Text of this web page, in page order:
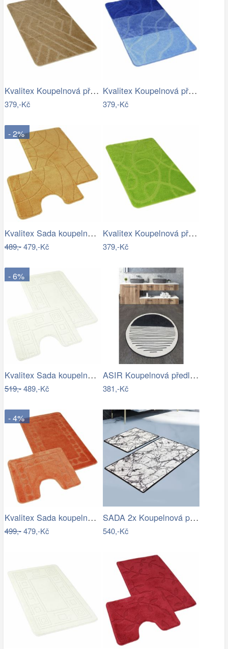
Kvalitex Koupelnová předložka Parkety…
379,-Kč
Kvalitex Koupelnová předložka Vlny…
379,-Kč
- 2%
Kvalitex Sada koupelnových předložek…
489,-479,-Kč
Kvalitex Koupelnová předložka Elipsy…
379,-Kč
- 6%
Kvalitex Sada koupelnových předložek…
519,-489,-Kč
ASIR Koupelnová předložka BOMB černobílá
381,-Kč
- 4%
Kvalitex Sada koupelnových předložek…
499,-479,-Kč
SADA 2x Koupelnová předložka MARBLE 60…
540,-Kč